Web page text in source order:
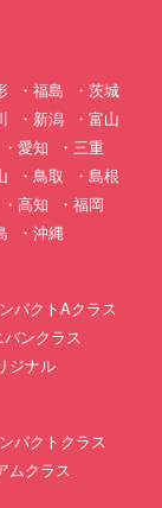
福島
茨城
新潟
富山
愛知
三重
鳥取
島根
高知
福岡
沖縄
パクトAクラス
バンクラス
ジナル
パクトクラス
ムクラス